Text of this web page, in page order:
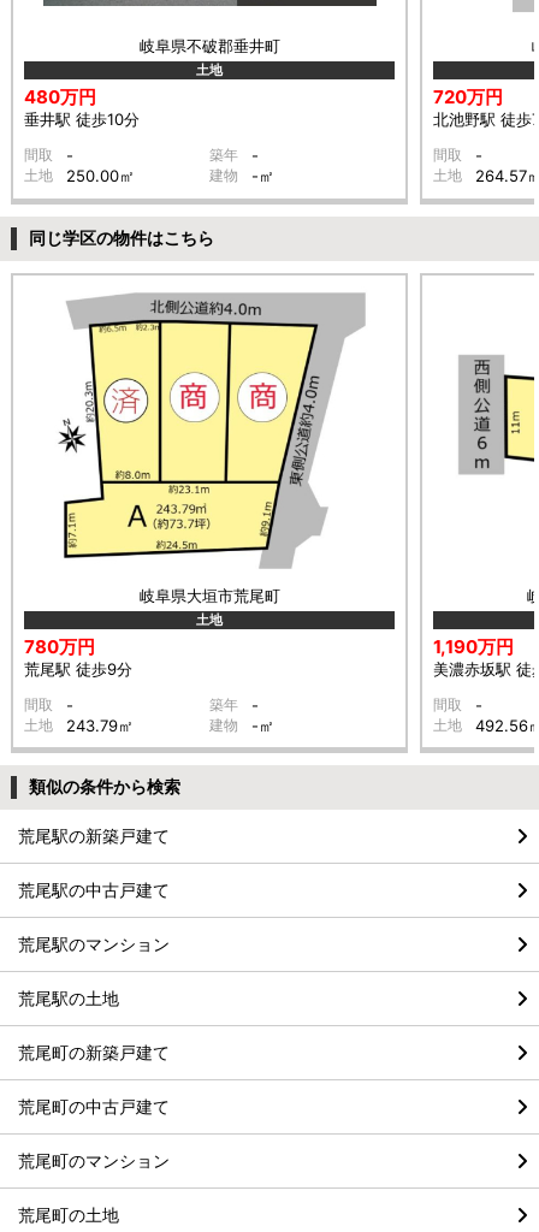
岐阜県不破郡垂井町
土地
480万円
垂井駅 徒歩10分
間取 - 築年 -
土地 250.00㎡ 建物 -㎡
720万円
北池野駅 徒歩
間取 -
土地 264.57
同じ学区の物件はこちら
岐阜県大垣市荒尾町
土地
780万円
荒尾駅 徒歩9分
間取 - 築年 -
土地 243.79㎡ 建物 -㎡
1,190万円
美濃赤坂駅 徒
間取 -
土地 492.56
類似の条件から検索
荒尾駅の新築戸建て
荒尾駅の中古戸建て
荒尾駅のマンション
荒尾駅の土地
荒尾町の新築戸建て
荒尾町の中古戸建て
荒尾町のマンション
荒尾町の土地